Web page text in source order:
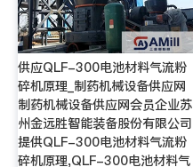
供应QLF-300电池材料气流粉
碎机原理_制药机械设备供应网
制药机械设备供应网会员企业苏
州金远胜智能装备股份有限公司
提供QLF-300电池材料气流粉
碎机原理,QLF-300电池材料气